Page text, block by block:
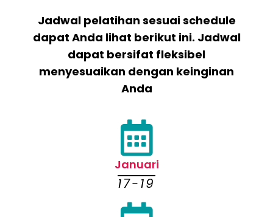
Jadwal pelatihan sesuai schedule
dapat Anda lihat berikut ini. Jadwal
dapat bersifat fleksibel
menyesuaikan dengan keinginan
Anda
Januari
17-19